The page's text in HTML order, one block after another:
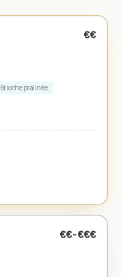
€€
Brioche pralinée
€€-€€€